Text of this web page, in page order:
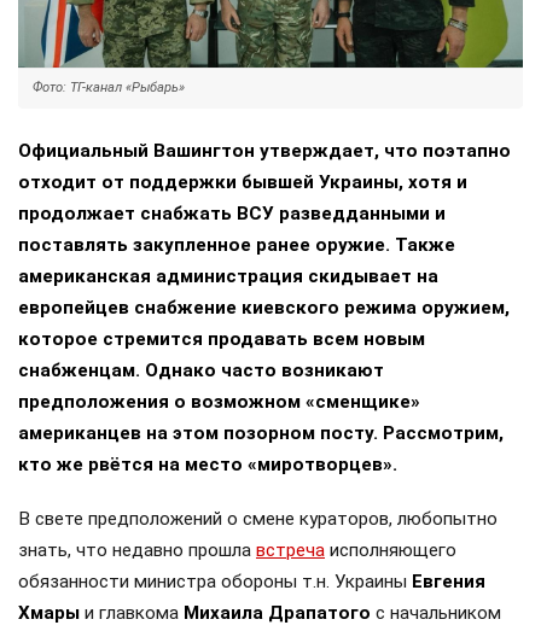
Фото: ТГ-канал «Рыбарь»
Официальный Вашингтон утверждает, что поэтапно
отходит от поддержки бывшей Украины, хотя и
продолжает снабжать ВСУ разведданными и
поставлять закупленное ранее оружие. Также
американская администрация скидывает на
европейцев снабжение киевского режима оружием,
которое стремится продавать всем новым
снабженцам. Однако часто возникают
предположения о возможном «сменщике»
американцев на этом позорном посту. Рассмотрим,
кто же рвётся на место «миротворцев».
В свете предположений о смене кураторов, любопытно
знать, что недавно прошла встреча исполняющего
обязанности министра обороны т.н. Украины Евгения
Хмары и главкома Михаила Драпатого с начальником